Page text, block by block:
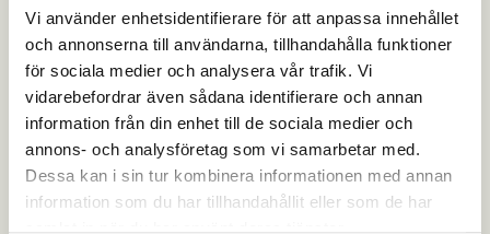
Vi använder enhetsidentifierare för att anpassa innehållet
och annonserna till användarna, tillhandahålla funktioner
för sociala medier och analysera vår trafik. Vi
vidarebefordrar även sådana identifierare och annan
information från din enhet till de sociala medier och
annons- och analysföretag som vi samarbetar med.
Dessa kan i sin tur kombinera informationen med annan
information som du har tillhandahållit eller som de har